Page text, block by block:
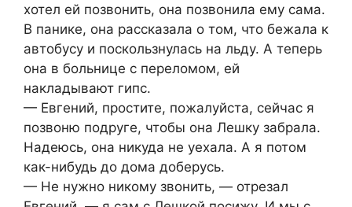
хотел ей позвонить, она позвонила ему сама.
В панике, она рассказала о том, что бежала к
автобусу и поскользнулась на льду. А теперь
она в больнице с переломом, ей
накладывают гипс.
— Евгений, простите, пожалуйста, сейчас я
позвоню подруге, чтобы она Лешку забрала.
Надеюсь, она никуда не уехала. А я потом
как-нибудь до дома доберусь.
— Не нужно никому звонить, — отрезал